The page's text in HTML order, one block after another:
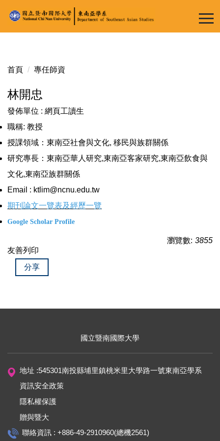
到
主
容
首頁 專任師資
林開忠
發佈單位 : 網頁工讀生
職稱: 教授
授課領域：東南亞社會與文化, 移民與族群關係
研究專長：東南亞華人研究,東南亞客家研究,東南亞飲食與
文化,東南亞族群關係
Email : ktlim@ncnu.edu.tw
期刊論文一覽表及經歷一覽
Google Scholar Profile
瀏覽數: 3855
友善列印
分享
國立暨南國際大學
地址 :545301南投縣埔里鎮桃米里大學路一號東南亞學系
資訊安全政策
隱私權保護
贈與暨大
聯絡資訊 : +886-49-2910960(總機2561)